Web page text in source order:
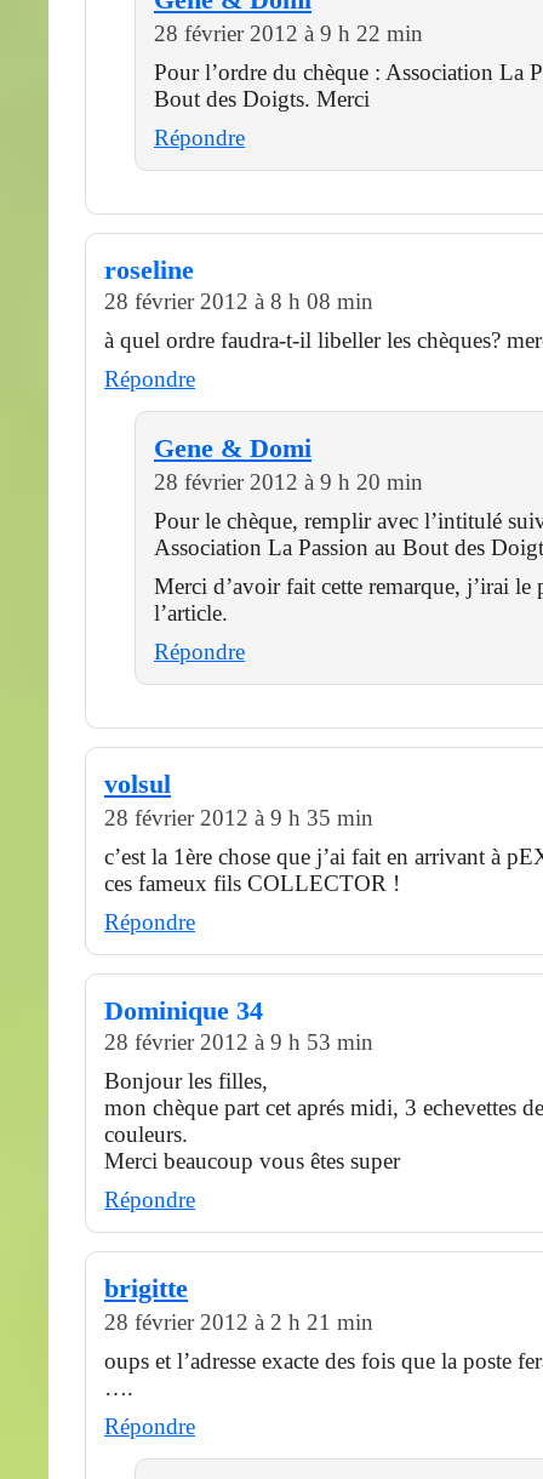
28 février 2012 à 9 h 22 min
Pour l’ordre du chèque : Association La
Bout des Doigts. Merci
Répondre
roseline
28 février 2012 à 8 h 08 min
à quel ordre faudra-t-il libeller les chèques?
Répondre
Gene & Domi
28 février 2012 à 9 h 20 min
Pour le chèque, remplir avec l’intitulé
Association La Passion au Bout des
Merci d’avoir fait cette remarque, j’irai le
l’article.
Répondre
volsul
28 février 2012 à 9 h 35 min
c’est la 1ère chose que j’ai fait en arrivant à
ces fameux fils COLLECTOR !
Répondre
Dominique 34
28 février 2012 à 9 h 53 min
Bonjour les filles,
mon chèque part cet aprés midi, 3 echevettes
couleurs.
Merci beaucoup vous êtes super
Répondre
brigitte
28 février 2012 à 2 h 21 min
oups et l’adresse exacte des fois que la poste
….
Répondre